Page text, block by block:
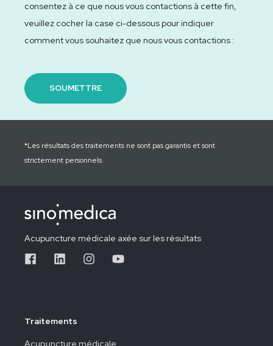
consentez à ce que nous vous contactions à cette fin,
veuillez cocher la case ci-dessous pour indiquer
comment vous souhaitez que nous vous contactions :
*Les résultats des traitements ne sont pas garantis et sont
strictement personnels.
Acupuncture médicale axée sur les résultats
Traitements
Acupuncture médicale